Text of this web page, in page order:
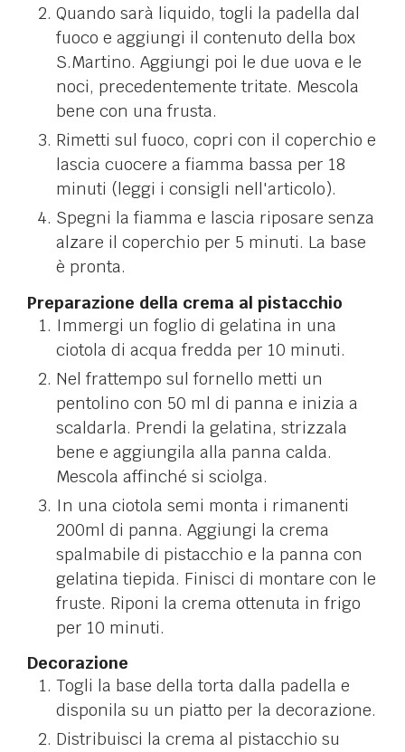
Quando sarà liquido, togli la padella dal
fuoco e aggiungi il contenuto della box
S.Martino. Aggiungi poi le due uova e le
noci, precedentemente tritate. Mescola
bene con una frusta.
Rimetti sul fuoco, copri con il coperchio e
lascia cuocere a fiamma bassa per 18
minuti (leggi i consigli nell'articolo).
Spegni la fiamma e lascia riposare senza
alzare il coperchio per 5 minuti. La base
è pronta.
Preparazione della crema al pistacchio
Immergi un foglio di gelatina in una
ciotola di acqua fredda per 10 minuti.
Nel frattempo sul fornello metti un
pentolino con 50 ml di panna e inizia a
scaldarla. Prendi la gelatina, strizzala
bene e aggiungila alla panna calda.
Mescola affinché si sciolga.
In una ciotola semi monta i rimanenti
200ml di panna. Aggiungi la crema
spalmabile di pistacchio e la panna con
gelatina tiepida. Finisci di montare con le
fruste. Riponi la crema ottenuta in frigo
per 10 minuti.
Decorazione
Togli la base della torta dalla padella e
disponila su un piatto per la decorazione.
Distribuisci la crema al pistacchio su